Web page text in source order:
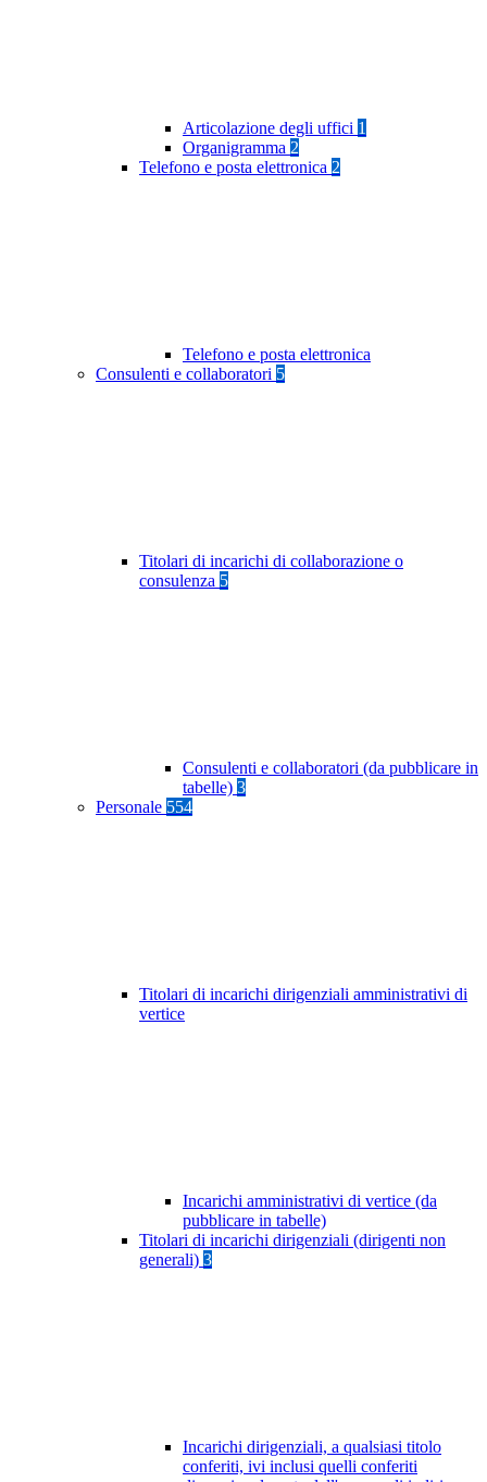
Articolazione degli uffici 1
Organigramma 2
Telefono e posta elettronica 2
Telefono e posta elettronica
Consulenti e collaboratori 5
Titolari di incarichi di collaborazione o
consulenza 5
Consulenti e collaboratori (da pubblicare in
tabelle) 3
Personale 554
Titolari di incarichi dirigenziali amministrativi di
vertice
Incarichi amministrativi di vertice (da
pubblicare in tabelle)
Titolari di incarichi dirigenziali (dirigenti non
generali) 3
Incarichi dirigenziali, a qualsiasi titolo
conferiti, ivi inclusi quelli conferiti